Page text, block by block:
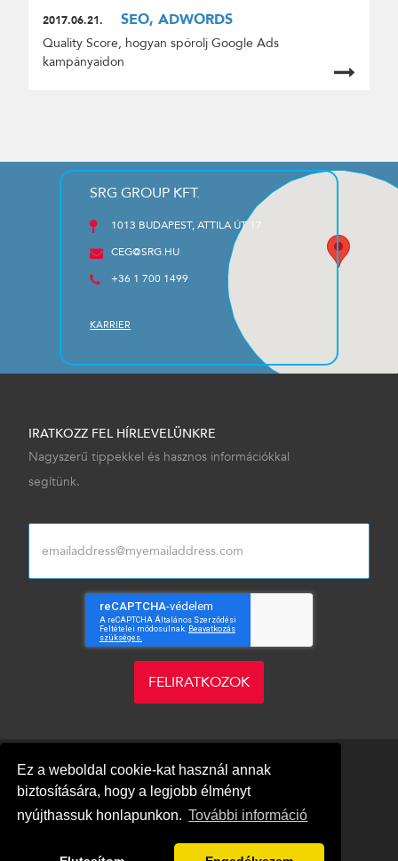
Ez a weboldal cookie-kat használ annak
biztosítására, hogy a legjobb élményt
nyújthassuk honlapunkon. További információ
2017.06.21. SEO, ADWORDS
Quality Score, hogyan spórolj Google Ads
kampányaidon
SRG GROUP KFT.
1013 BUDAPEST, ATTILA ÚT 17
CEG@SRG.HU
+36 1 700 1499
KARRIER
IRATKOZZ FEL HÍRLEVELÜNKRE
Nagyszerű tippekkel és hasznos információkkal
segítünk.
FELIRATKOZOK
Adatvédelem Impresszum